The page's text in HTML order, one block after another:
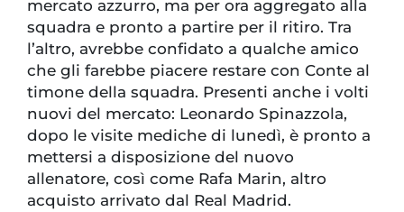
mercato azzurro, ma per ora aggregato alla
squadra e pronto a partire per il ritiro. Tra
l’altro, avrebbe confidato a qualche amico
che gli farebbe piacere restare con Conte al
timone della squadra. Presenti anche i volti
nuovi del mercato: Leonardo Spinazzola,
dopo le visite mediche di lunedì, è pronto a
mettersi a disposizione del nuovo
allenatore, così come Rafa Marin, altro
acquisto arrivato dal Real Madrid.